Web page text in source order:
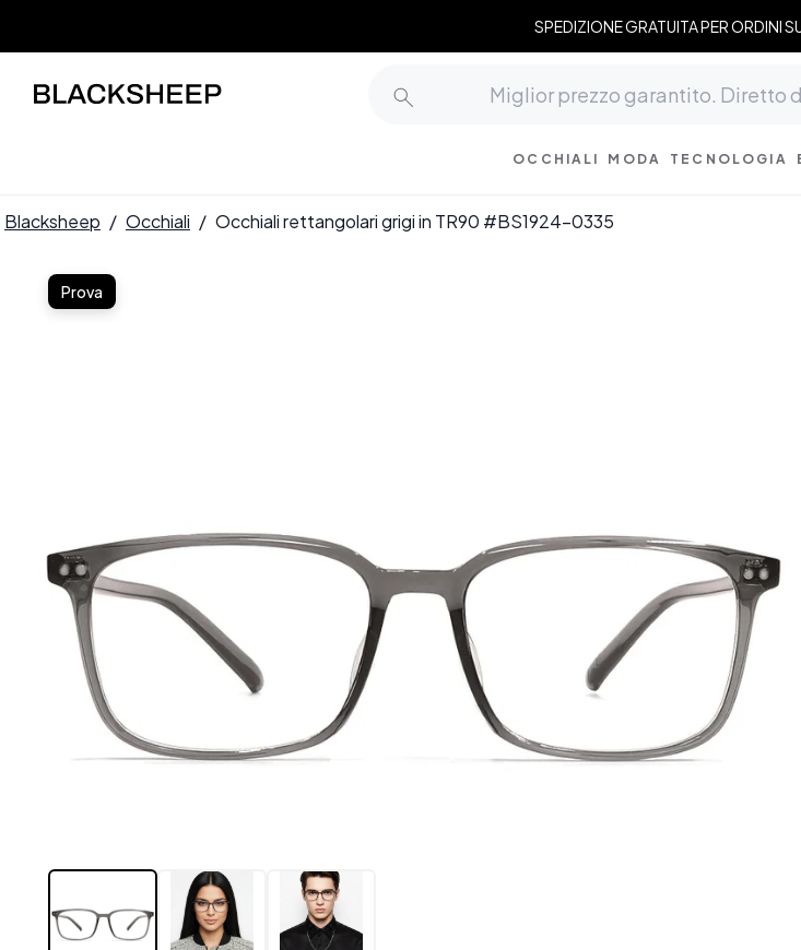
SPEDIZIONE GRATUITA PER ORDINI
OCCHIALI MODA TECNOLOGIA
Blacksheep / Occhiali / Occhiali rettangolari grigi in TR90 #BS1924-0335
Prova